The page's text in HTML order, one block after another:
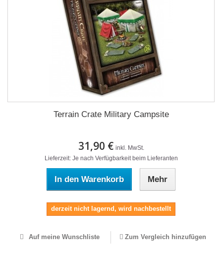
Terrain Crate Military Campsite
31,90 € inkl. MwSt.
Lieferzeit: Je nach Verfügbarkeit beim Lieferanten
In den Warenkorb Mehr
derzeit nicht lagernd, wird nachbestellt
Auf meine Wunschliste Zum Vergleich hinzufügen